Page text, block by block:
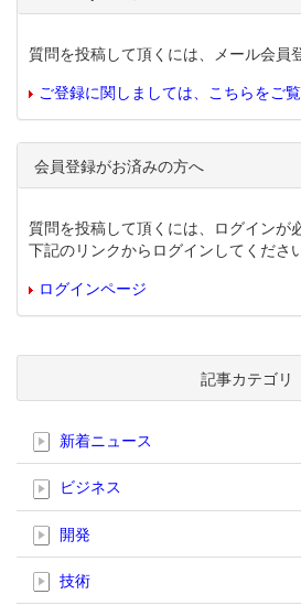
質問を投稿して頂くには、メール会員
ご登録に関しましては、こちらをご覧
会員登録がお済みの方へ
質問を投稿して頂くには、ログインが
下記のリンクからログインしてください
ログインページ
記事カテゴリ
新着ニュース
ビジネス
開発
技術